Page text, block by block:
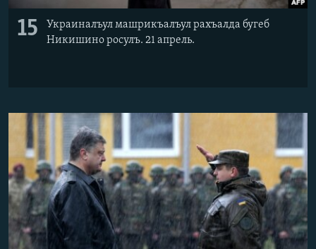
15
Украиналъул машрикъалъул рахъалда бугеб
Никишино росулъ. 21 апрель.